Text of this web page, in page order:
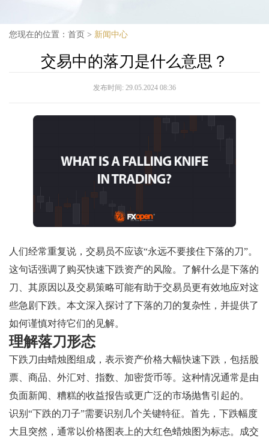
您现在的位置： 首页 > 新闻中心
交易中的落刀是什么意思？
发布时间: 29.05.2024 08:36
人们经常重复说，交易员不应该“永远不要接住下落的刀”。
这句话强调了购买快速下跌资产的风险。了解什么是下落的
刀、其原因以及交易策略可能有助于交易员更有效地应对这
些急剧下跌。本文深入探讨了下落的刀的复杂性，并提供了
如何谨慎对待它们的见解。
理解落刀形态
下跌刀由蜡烛图组成，表示资产价格大幅快速下跌，包括股
票、商品、外汇对、指数、加密货币等。这种情况通常是由
负面新闻、糟糕的收益报告或更广泛的市场抛售引起的。
识别“下跌的刀子”需要识别几个关键特征。首先，下跌幅度
大且突然，通常以价格图表上的大红色蜡烛图为标志。成交